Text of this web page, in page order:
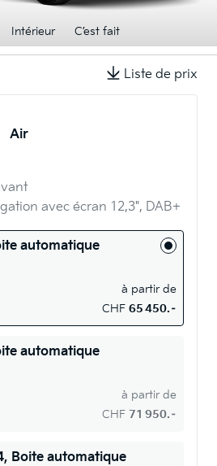
Intérieur C’est fait
Liste de prix
Air
avec écran 12,3", DAB+
automatique
à partir de
CHF 65 450.–
automatique
à partir de
CHF 71 950.–
Boite automatique